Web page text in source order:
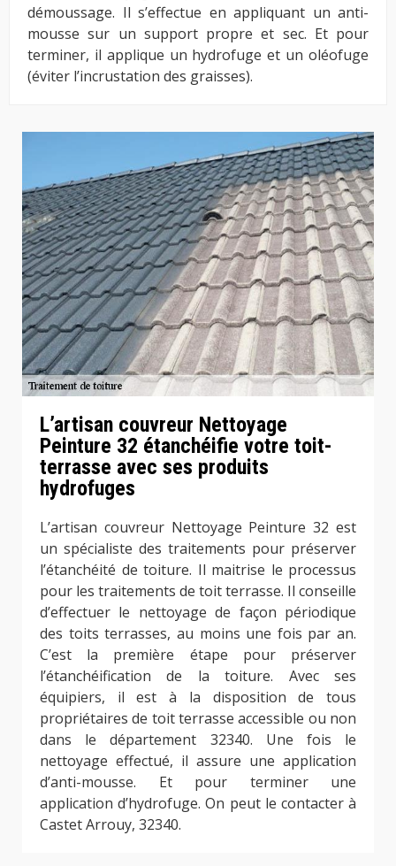
démoussage. Il s’effectue en appliquant un anti-
mousse sur un support propre et sec. Et pour
terminer, il applique un hydrofuge et un oléofuge
(éviter l’incrustation des graisses).
L’artisan couvreur Nettoyage
Peinture 32 étanchéifie votre toit-
terrasse avec ses produits
hydrofuges
L’artisan couvreur Nettoyage Peinture 32 est
un spécialiste des traitements pour préserver
l’étanchéité de toiture. Il maitrise le processus
pour les traitements de toit terrasse. Il conseille
d’effectuer le nettoyage de façon périodique
des toits terrasses, au moins une fois par an.
C’est la première étape pour préserver
l’étanchéification de la toiture. Avec ses
équipiers, il est à la disposition de tous
propriétaires de toit terrasse accessible ou non
dans le département 32340. Une fois le
nettoyage effectué, il assure une application
d’anti-mousse. Et pour terminer une
application d’hydrofuge. On peut le contacter à
Castet Arrouy, 32340.